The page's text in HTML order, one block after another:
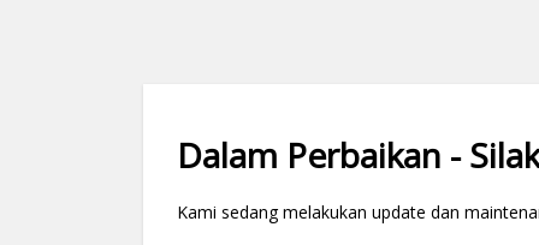
Dalam Perbaikan -
Kami sedang melakukan update dan